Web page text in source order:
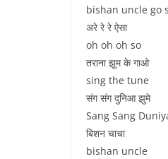
bishan uncle go
अरे रे रे ऐसा
oh oh oh so
तराना झूम के गाओ
sing the tune
संग संग दुनिआ झुमे
Sang Sang
बिशन चाचा
bishan uncle